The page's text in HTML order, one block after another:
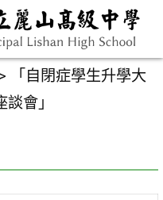
>
「自閉症學生升學大
會」